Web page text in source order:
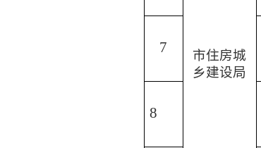
市住房城
乡建设局
7
8